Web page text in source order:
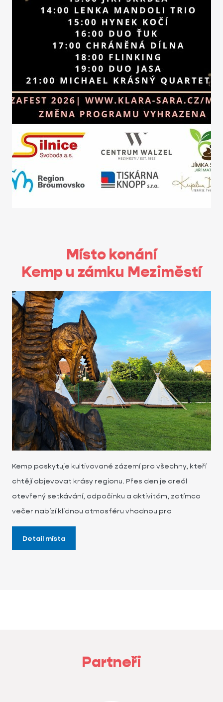
Místo konání
Kemp u zámku Meziměstí
Kemp poskytuje kultivované zázemí pro všechny, kteří
chtějí objevovat krásy regionu. Přes den je areál
otevřený setkávání, odpočinku a aktivitám, zatímco
večer nabízí klidnou atmosféru vhodnou pro
Detail místa
Partneři